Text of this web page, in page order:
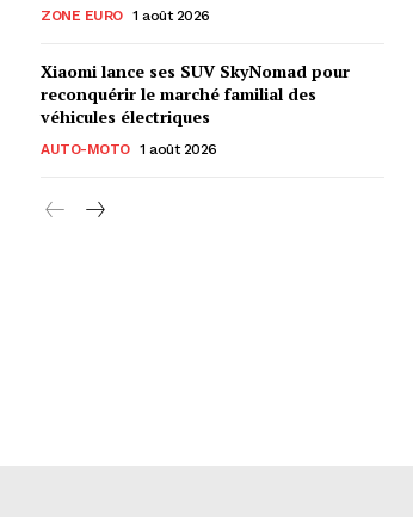
ZONE EURO 1 août 2026
Xiaomi lance ses SUV SkyNomad pour
reconquérir le marché familial des
véhicules électriques
AUTO-MOTO 1 août 2026